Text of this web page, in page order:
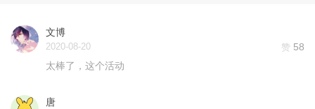
文博
2020-08-20 赞 58
太棒了，这个活动
唐